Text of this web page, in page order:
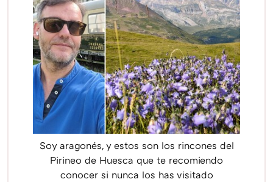
Soy aragonés, y estos son los rincones del
Pirineo de Huesca que te recomiendo
conocer si nunca los has visitado